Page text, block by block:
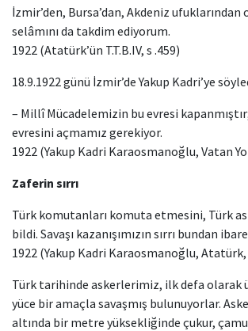
İzmir’den, Bursa’dan, Akdeniz ufuklarından
selâmını da takdim ediyorum.
1922 (Atatürk’ün T.T.B.IV, s .459)
18.9.1922 günü İzmir’de Yakup Kadri’ye
– Millî Mücadelemizin bu evresi
evresini açmamız gerekiyor.
1922 (Yakup Kadri Karaosmanoğlu, Vatan
Zaferin sırrı
Türk komutanları komuta etmesini, Türk
bildi. Savaşı kazanışımızın sırrı bundan
1922 (Yakup Kadri Karaosmanoğlu, Atatürk,
Türk tarihinde askerlerimiz, ilk defa olarak
yüce bir amaçla savaşmış bulunuyorlar.
altında bir metre yüksekliğinde çukur,